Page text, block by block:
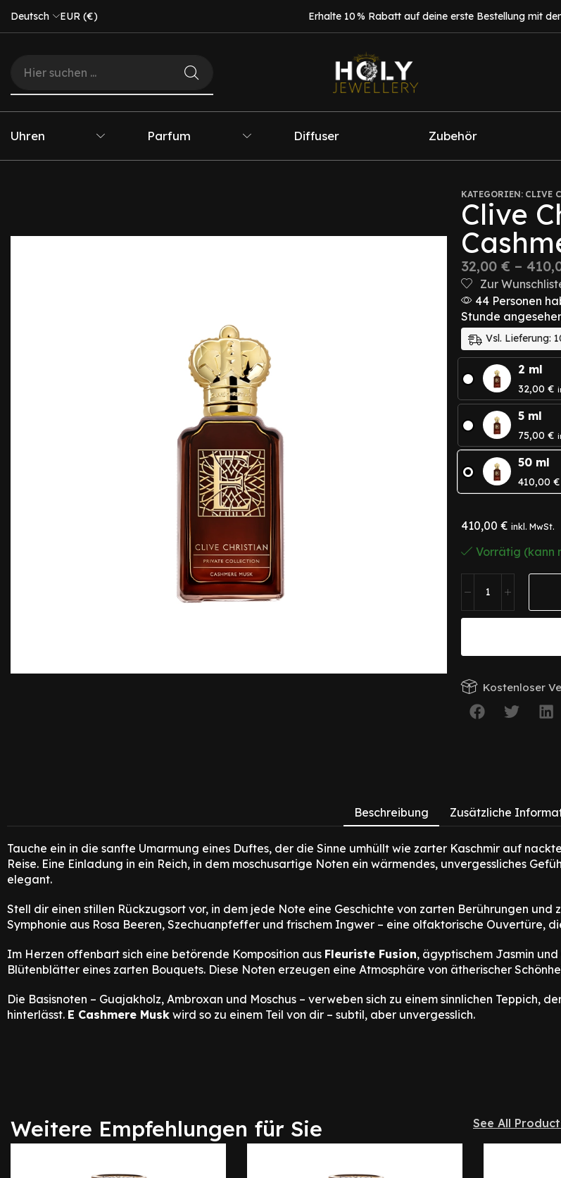
Deutsch EUR (€) Erhalte 10 % Rabatt auf deine erste Bestellung mit
Uhren Parfum Diffuser Zubehör
KATEGORIEN: CLIVE
Clive
32,00€ –
Zur
44 Personen
Stunde
Vsl. Lieferung:
2 ml
32,00€
5 ml
75,00€
50 ml
410,00€
410,00€ inkl. MwSt.
Vorrätig (kann
Kostenloser
Beschreibung Zusätzliche
Tauche ein in die sanfte Umarmung eines Duftes, der die Sinne umhüllt wie zarter Kaschmir auf
Reise. Eine Einladung in ein Reich, in dem moschusartige Noten ein wärmendes, unvergessliches
elegant.
Stell dir einen stillen Rückzugsort vor, in dem jede Note eine Geschichte von zarten Berührungen
Symphonie aus Rosa Beeren, Szechuanpfeffer und frischem Ingwer – eine olfaktorische Ouvertüre,
Im Herzen offenbart sich eine betörende Komposition aus Fleuriste Fusion, ägyptischem Jasmin
Blütenblätter eines zarten Bouquets. Diese Noten erzeugen eine Atmosphäre von ätherischer
Die Basisnoten – Guajakholz, Ambroxan und Moschus – verweben sich zu einem sinnlichen Teppich,
hinterlässt. E Cashmere Musk wird so zu einem Teil von dir – subtil, aber unvergesslich.
Weitere Empfehlungen für Sie See All